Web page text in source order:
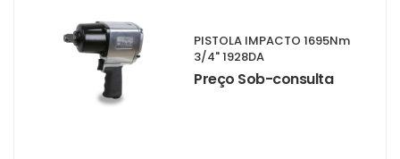
PISTOLA IMPACTO 1695Nm
3/4" 1928DA
Preço Sob-consulta